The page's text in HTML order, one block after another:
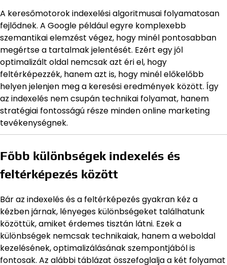
A keresőmotorok indexelési algoritmusai folyamatosan
fejlődnek. A Google például egyre komplexebb
szemantikai elemzést végez, hogy minél pontosabban
megértse a tartalmak jelentését. Ezért egy jól
optimalizált oldal nemcsak azt éri el, hogy
feltérképezzék, hanem azt is, hogy minél előkelőbb
helyen jelenjen meg a keresési eredmények között. Így
az indexelés nem csupán technikai folyamat, hanem
stratégiai fontosságú része minden online marketing
tevékenységnek.
Főbb különbségek indexelés és
feltérképezés között
Bár az indexelés és a feltérképezés gyakran kéz a
kézben járnak, lényeges különbségeket találhatunk
közöttük, amiket érdemes tisztán látni. Ezek a
különbségek nemcsak technikaiak, hanem a weboldal
kezelésének, optimalizálásának szempontjából is
fontosak. Az alábbi táblázat összefoglalja a két folyamat